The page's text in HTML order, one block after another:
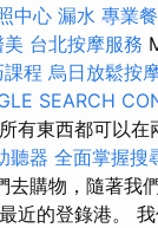
中心 漏水 專業
台北按摩服務
程 烏日放鬆按
SEARCH
有東西都可以在
聽器 全面掌握搜
去購物，隨著我
近的登錄港。